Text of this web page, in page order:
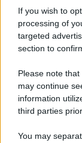
If you wish to
processing of
targeted
section to
Please note
may continue
information
third parties
You may
583
590
591